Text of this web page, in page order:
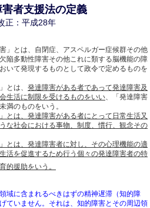
者支援法の定義
正：平成28年
とは、自閉症、アスペルガー症候群その他
陥多動性障害その他これに類する脳機能の障
いて発現するものとして政令で定めるものを
とは、 発達障害がある者であって発達障害及
生活に制限を受けるものをいい、
「発達障害
満のものをいう。
とは、発達障害がある者にとって日常生活又
な社会における事物、制度、慣行、観念その
とは、発達障害者に対し、その心理機能の適
活を促進するため行う個々の発達障害者の特
的援助をいう。
域に含まれるべきはずの精神遅滞（知的障
ていません。それは、知的障害とその周辺領